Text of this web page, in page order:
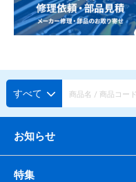
シロップ 冷凍フルーツ
備品
蜜かけシャワー・レードル
冷凍ストッカー
販促
すべて
お知らせ
特集